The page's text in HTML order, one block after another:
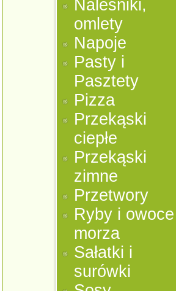
Naleśniki,
omlety
Napoje
Pasty i
Pasztety
Pizza
Przekąski
ciepłe
Przekąski
zimne
Przetwory
Ryby i owoce
morza
Sałatki i
surówki